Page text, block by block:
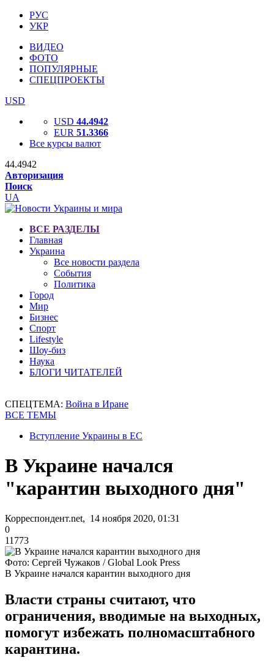
РУС
УКР
ВИДЕО
ФОТО
ПОПУЛЯРНЫЕ
СПЕЦПРОЕКТЫ
USD
USD 44.4942
EUR 51.3366
Все курсы валют
44.4942
Авторизация
Поиск
UA
ВСЕ РАЗДЕЛЫ
Главная
Украина
Все новости раздела
События
Политика
Город
Мир
Бизнес
Спорт
Lifestyle
Шоу-биз
Наука
БЛОГИ ЧИТАТЕЛЕЙ
СПЕЦТЕМА: Война в Иране
ВСЕ ТЕМЫ
Вступление Украины в ЕС
В Украине начался
"карантин выходного дня"
Корреспондент.net, 14 ноября 2020, 01:31
0
11773
Фото: Сергей Чужаков / Global Look Press
В Украине начался карантин выходного дня
Власти страны считают, что
ограничения, вводимые на выходных,
помогут избежать полномасштабного
карантина.